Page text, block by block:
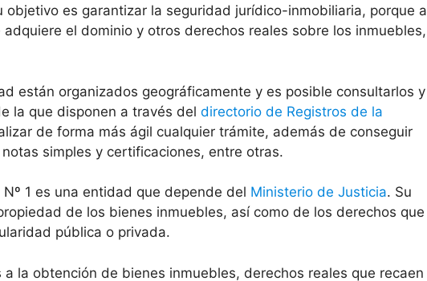
objetivo es garantizar la seguridad jurídico-inmobiliaria, porque a
el dominio y otros derechos reales sobre los inmuebles,
están organizados geográficamente y es posible consultarlos y
la que disponen a través del directorio de Registros de la
de forma más ágil cualquier trámite, además de conseguir
simples y certificaciones, entre otras.
1 es una entidad que depende del Ministerio de Justicia. Su
de los bienes inmuebles, así como de los derechos que
pública o privada.
la obtención de bienes inmuebles, derechos reales que recaen